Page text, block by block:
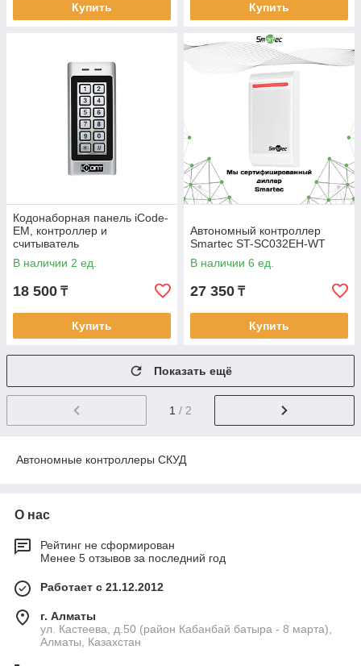
Купить Купить
Кодонаборная панель iCode-
EM, контроллер и
считыватель
В наличии 2 ед.
18 500 ₸
Купить
Автономный контроллер
Smartec ST-SC032EH-WT
В наличии 6 ед.
27 350 ₸
Купить
Показать ещё
1 / 2
Автономные контроллеры СКУД
О нас
Рейтинг не сформирован
Менее 5 отзывов за последний год
Работает с 21.12.2012
г. Алматы
ул. Кастеева, д.50 (район Кабанбай батыра - 8 марта),
Алматы, Казахстан